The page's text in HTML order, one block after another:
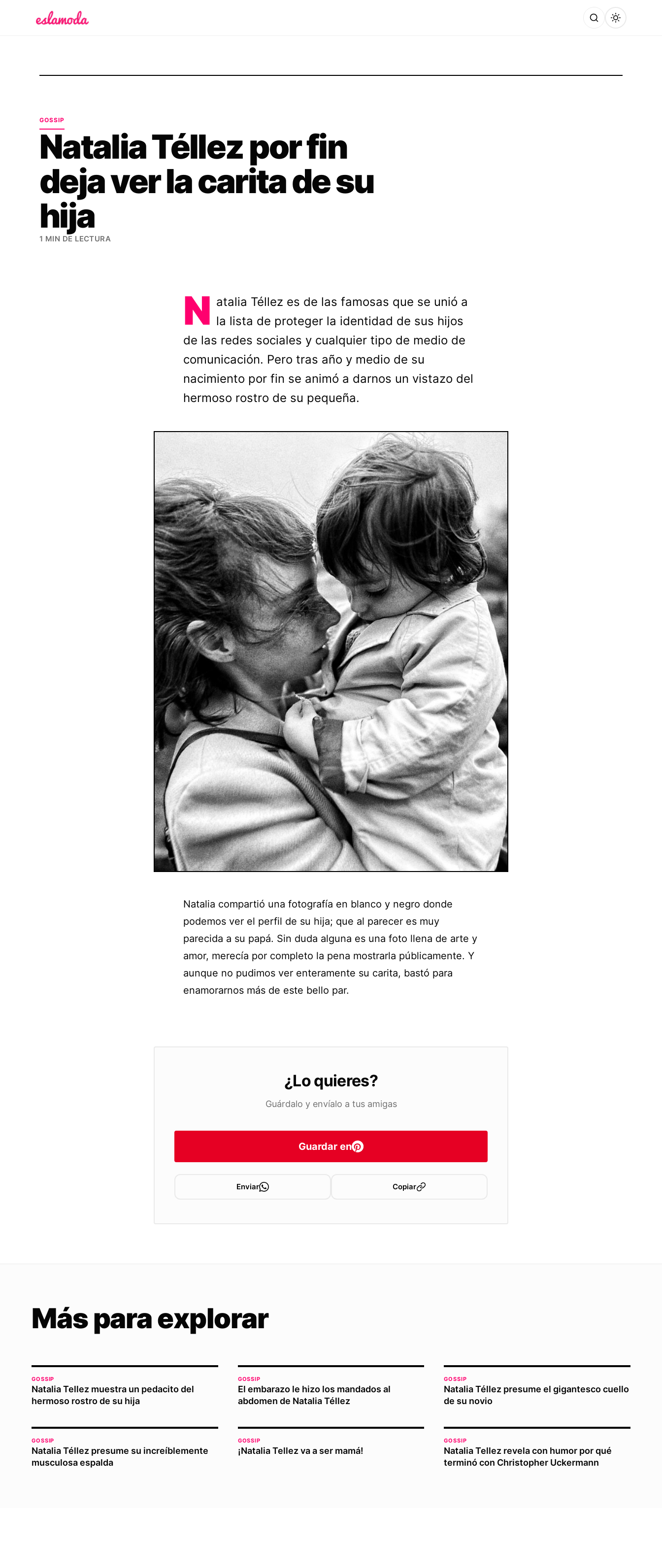
GOSSIP
Natalia Téllez por fin
deja ver la carita de su
hija
1 MIN DE LECTURA
N atalia Téllez es de las famosas que se unió a
la lista de proteger la identidad de sus hijos
de las redes sociales y cualquier tipo de medio de
comunicación. Pero tras año y medio de su
nacimiento por fin se animó a darnos un vistazo del
hermoso rostro de su pequeña.
Natalia compartió una fotografía en blanco y negro donde
podemos ver el perfil de su hija; que al parecer es muy
parecida a su papá. Sin duda alguna es una foto llena de arte y
amor, merecía por completo la pena mostrarla públicamente. Y
aunque no pudimos ver enteramente su carita, bastó para
enamorarnos más de este bello par.
¿Lo quieres?
Guárdalo y envíalo a tus amigas
Guardar en
Enviar Copiar
Más para explorar
GOSSIP
Natalia Tellez muestra un pedacito del
hermoso rostro de su hija
GOSSIP
El embarazo le hizo los mandados al
abdomen de Natalia Téllez
GOSSIP
Natalia Téllez presume el gigantesco cuello
de su novio
GOSSIP
Natalia Téllez presume su increíblemente
musculosa espalda
GOSSIP
¡Natalia Tellez va a ser mamá!
GOSSIP
Natalia Tellez revela con humor por qué
terminó con Christopher Uckermann